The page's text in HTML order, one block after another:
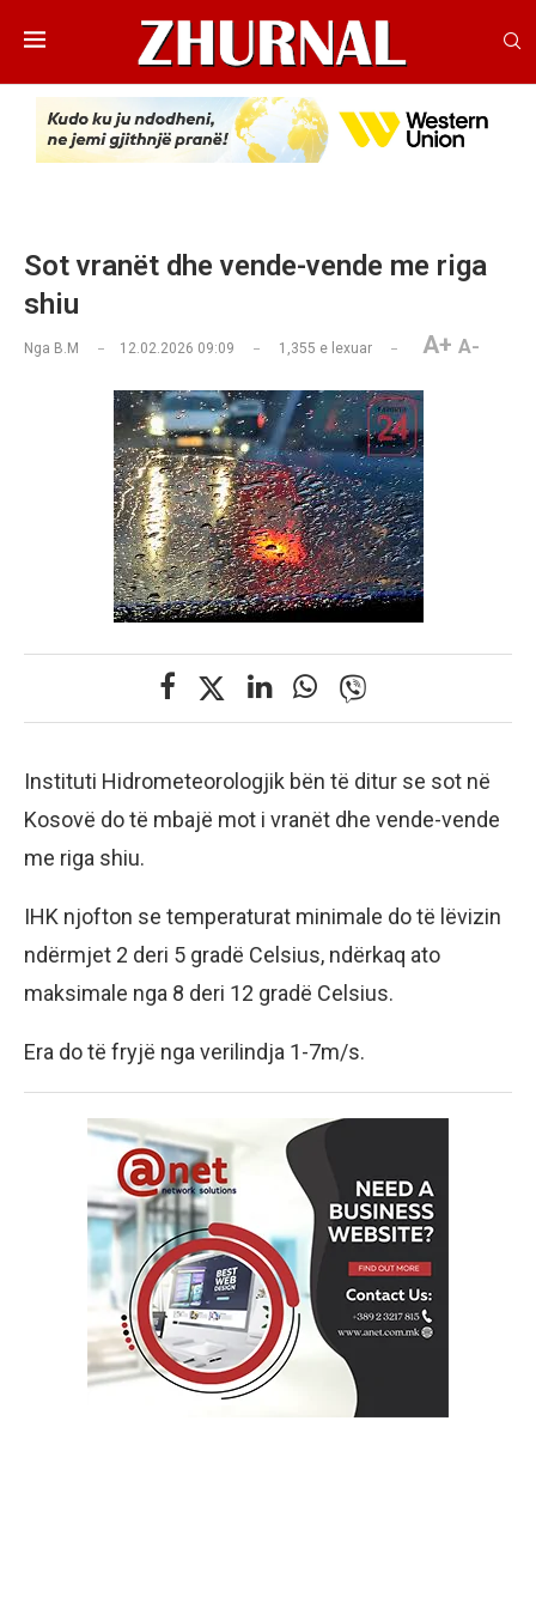
Sot vranët dhe vende-vende me riga
shiu
Nga B.M 12.02.2026 09:09 1,355 e lexuar A+ A-
Instituti Hidrometeorologjik bën të ditur se sot në
Kosovë do të mbajë mot i vranët dhe vende-vende
me riga shiu.
IHK njofton se temperaturat minimale do të lëvizin
ndërmjet 2 deri 5 gradë Celsius, ndërkaq ato
maksimale nga 8 deri 12 gradë Celsius.
Era do të fryjë nga verilindja 1-7m/s.